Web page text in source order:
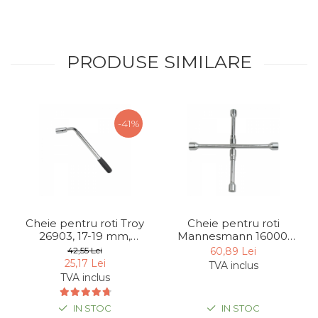
Pile Metalice
Subler
Topoare & Toporisti
Sarpe Desfundat Tevi
Amortizoare Hidraulice
Dalta si dornuri
Constructii
Scule Unelte Accesorii
PRODUSE SIMILARE
-41%
Cheie pentru roti Troy
26903, 17-19 mm,
telescopica
42,55 Lei
25,17 Lei
TVA inclus
IN STOC
Cheie pentru roti
Mannesmann 16000,
17-23 mm, pliabila
60,89 Lei
TVA inclus
IN STOC